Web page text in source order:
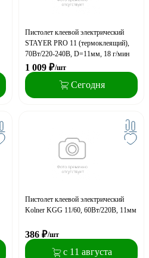
Пистолет клеевой электрический
STAYER PRO 11 (термоклеящий),
70Вт/220-240В, D=11мм, 18 г/мин
1 009 ₽/шт
Сегодня
Пистолет клеевой электрический
Kolner KGG 11/60, 60Вт/220В, 11мм
386 ₽/шт
с 11 августа